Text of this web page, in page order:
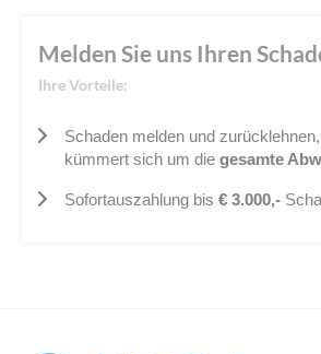
Melden Sie uns Ihren
Ihre Vorteile:
Schaden melden und
kümmert sich um diegesamte
Sofortauszahlung bis€ 3.000,-